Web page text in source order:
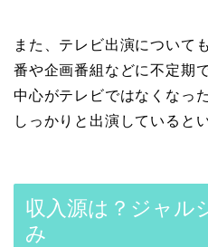
また、テレビ出演について
番や企画番組などに不定期
中心がテレビではなくなっ
しっかりと出演していると
収入源は？ジャル
み